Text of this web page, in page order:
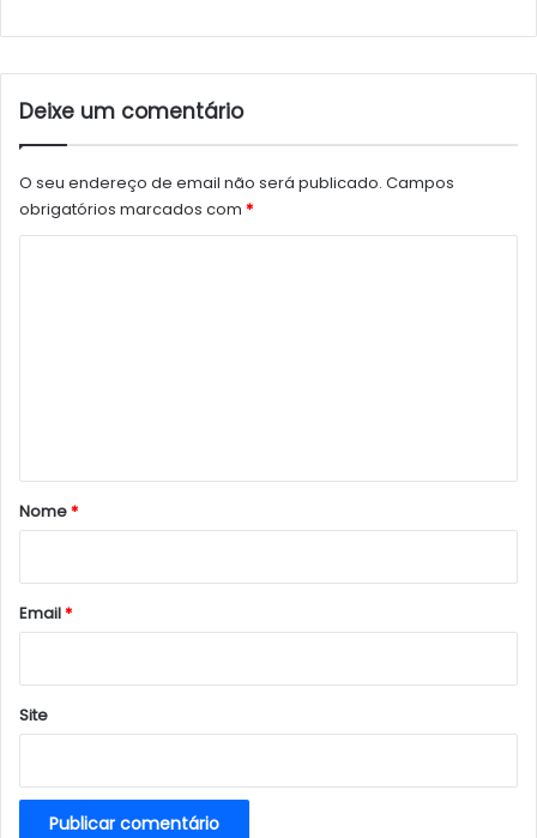
Deixe um comentário
O seu endereço de email não será publicado. Campos
obrigatórios marcados com *
r
*
Nome*
Email*
Site